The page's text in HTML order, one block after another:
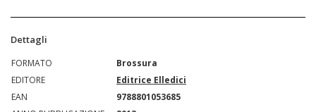
Dettagli
FORMATO
Brossura
EDITORE
Editrice Elledici
EAN
9788801053685